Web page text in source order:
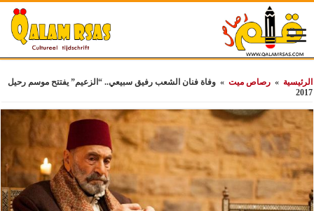
الرئيسية » رصاص ميت » وفاة فنان الشعب رفيق سبيعي.. “الزعيم” يفتتح موسم رحيل
2017